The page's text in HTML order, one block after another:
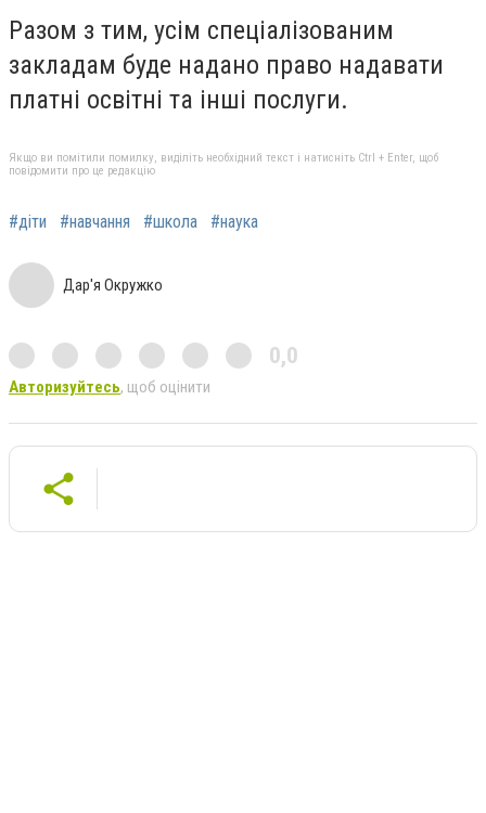
Разом з тим, усім спеціалізованим
закладам буде надано право надавати
платні освітні та інші послуги.
Якщо ви помітили помилку, виділіть необхідний текст і натисніть Ctrl + Enter, щоб
повідомити про це редакцію
#діти #навчання #школа #наука
Дар'я Окружко
0,0
Авторизуйтесь, щоб оцінити